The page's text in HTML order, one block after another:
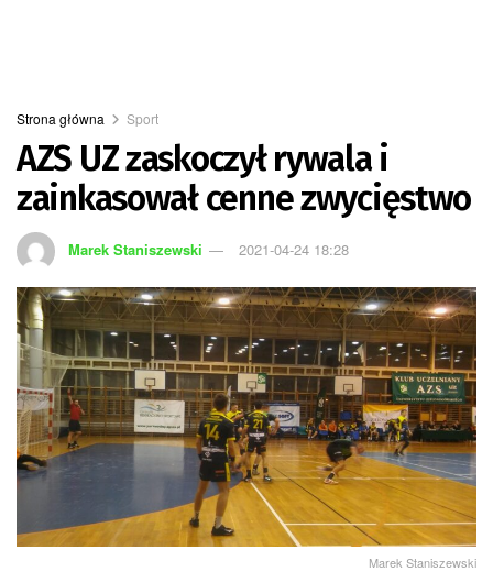
Strona główna Sport
AZS UZ zaskoczył rywala i
zainkasował cenne zwycięstwo
Marek Staniszewski 2021-04-24 18:28
Marek Staniszewski